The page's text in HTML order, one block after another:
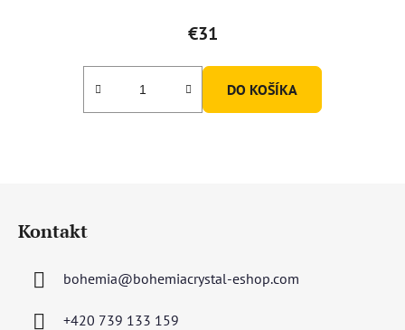
€31
DO KOŠÍKA
Kontakt
bohemia@bohemiacrystal-eshop.com
+420 739 133 159